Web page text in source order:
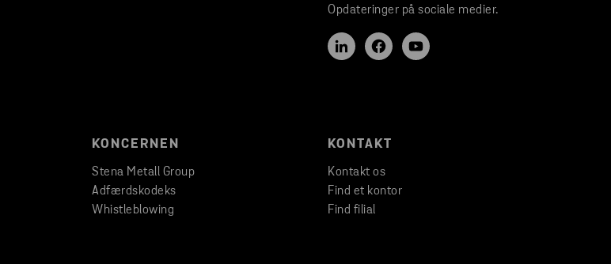
Opdateringer på sociale medier.
KONCERNEN
Stena Metall Group
Adfærdskodeks
Whistleblowing
KONTAKT
Kontakt os
Find et kontor
Find filial